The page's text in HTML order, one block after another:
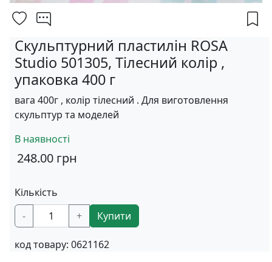
Скульптурний пластилін ROSA
Studio 501305, Тілесний колір ,
упаковка 400 г
вага 400г , колір тілесний . Для виготовлення
скульптур та моделей
В наявності
248.00 грн
Кількість
-
+ Купити
код товару: 0621162